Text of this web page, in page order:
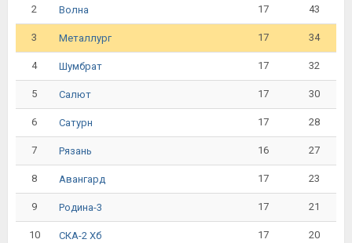
2 Волна 17 43
3 Металлург 17 34
4 Шумбрат 17 32
5 Салют 17 30
6 Сатурн 17 28
7 Рязань 16 27
8 Авангард 17 23
9 Родина-3 17 21
10 СКА-2 Хб 17 20